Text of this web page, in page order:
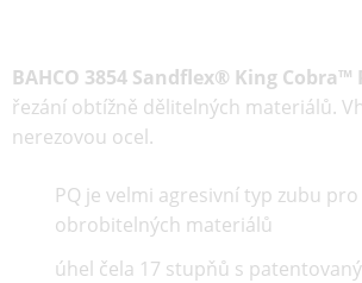
BAHCO 3854 Sandflex® King Cobra™
řezání obtížně dělitelných materiálů.
nerezovou ocel.
PQ je velmi agresivní typ zubu
obrobitelných materiálů
úhel čela 17 stupňů s